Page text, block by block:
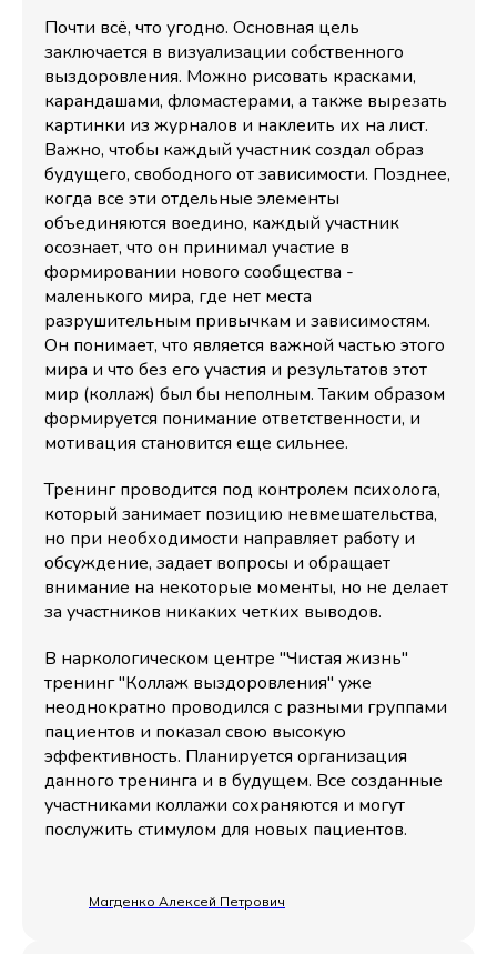
Почти всё, что угодно. Основная цель
заключается в визуализации собственного
выздоровления. Можно рисовать красками,
карандашами, фломастерами, а также вырезать
картинки из журналов и наклеить их на лист.
Важно, чтобы каждый участник создал образ
будущего, свободного от зависимости. Позднее,
когда все эти отдельные элементы
объединяются воедино, каждый участник
осознает, что он принимал участие в
формировании нового сообщества -
маленького мира, где нет места
разрушительным привычкам и зависимостям.
Он понимает, что является важной частью этого
мира и что без его участия и результатов этот
мир (коллаж) был бы неполным. Таким образом
формируется понимание ответственности, и
мотивация становится еще сильнее.
Тренинг проводится под контролем психолога,
который занимает позицию невмешательства,
но при необходимости направляет работу и
обсуждение, задает вопросы и обращает
внимание на некоторые моменты, но не делает
за участников никаких четких выводов.
В наркологическом центре "Чистая жизнь"
тренинг "Коллаж выздоровления" уже
неоднократно проводился с разными группами
пациентов и показал свою высокую
эффективность. Планируется организация
данного тренинга и в будущем. Все созданные
участниками коллажи сохраняются и могут
послужить стимулом для новых пациентов.
Магденко Алексей Петрович